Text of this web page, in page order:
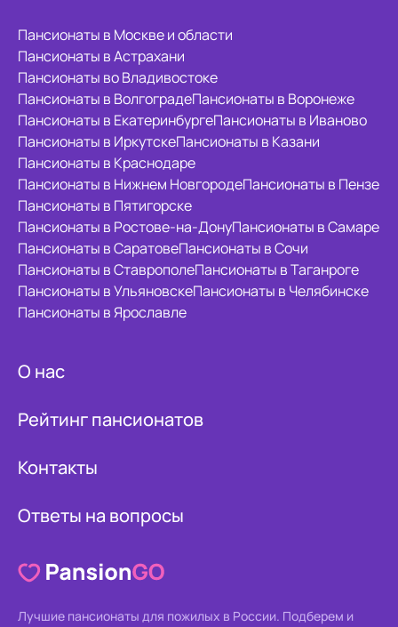
Пансионаты в Москве и области
Пансионаты в Астрахани
Пансионаты во Владивостоке
Пансионаты в ВолгоградеПансионаты в Воронеже
Пансионаты в ЕкатеринбургеПансионаты в Иваново
Пансионаты в ИркутскеПансионаты в Казани
Пансионаты в Краснодаре
Пансионаты в Нижнем НовгородеПансионаты в Пензе
Пансионаты в Пятигорске
Пансионаты в Ростове-на-ДонуПансионаты в Самаре
Пансионаты в СаратовеПансионаты в Сочи
Пансионаты в СтаврополеПансионаты в Таганроге
Пансионаты в УльяновскеПансионаты в Челябинске
Пансионаты в Ярославле
О нас
Рейтинг пансионатов
Контакты
Ответы на вопросы
Лучшие пансионаты для пожилых в России. Подберем и